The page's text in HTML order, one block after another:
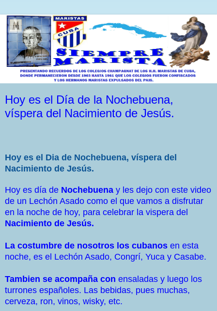
Hoy es el Día de la Nochebuena,
víspera del Nacimiento de Jesús.
Hoy es el Dia de Nochebuena, víspera del
Nacimiento de Jesús.
Hoy es día de Nochebuena y les dejo con este video
de un Lechón Asado como el que vamos a disfrutar
en la noche de hoy, para celebrar la vispera del
Nacimiento de Jesús.
La costumbre de nosotros los cubanos en esta
noche, es el Lechón Asado, Congrí, Yuca y Casabe.
Tambien se acompaña con ensaladas y luego los
turrones españoles. Las bebidas, pues muchas,
cerveza, ron, vinos, wisky, etc.